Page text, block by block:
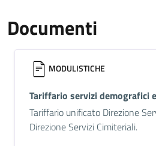
Documenti
MODULISTICHE
Tariffario servizi demografici
Tariffario unificato Direzione
Direzione Servizi Cimiteriali.